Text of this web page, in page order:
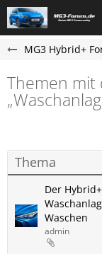
MG3 Hybrid+
Themen mit
Thema
Der
Waschen
admin